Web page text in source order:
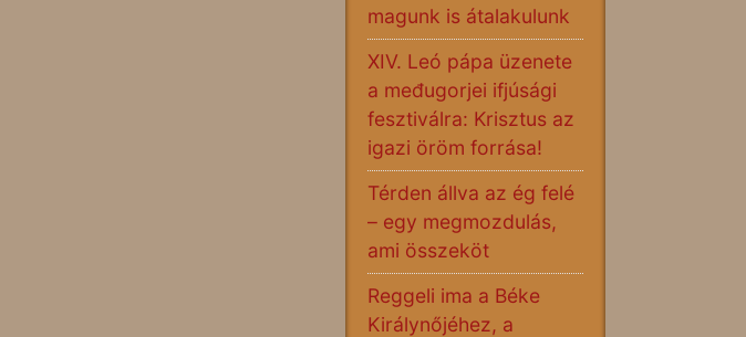
magunk is átalakulunk
XIV. Leó pápa üzenete
a međugorjei ifjúsági
fesztiválra: Krisztus az
igazi öröm forrása!
Térden állva az ég felé
– egy megmozdulás,
ami összeköt
Reggeli ima a Béke
Királynőjéhez, a